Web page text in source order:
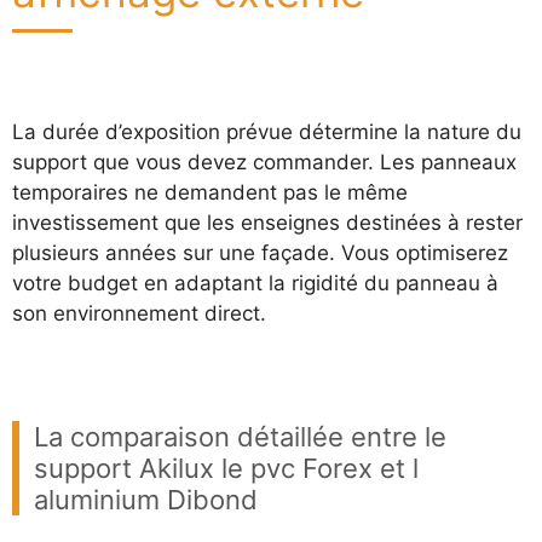
La durée d’exposition prévue détermine la nature du
support que vous devez commander. Les panneaux
temporaires ne demandent pas le même
investissement que les enseignes destinées à rester
plusieurs années sur une façade. Vous optimiserez
votre budget en adaptant la rigidité du panneau à
son environnement direct.
La comparaison détaillée entre le
support Akilux le pvc Forex et l
aluminium Dibond